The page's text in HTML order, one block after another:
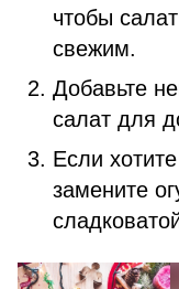
чтобы
свежим.
Добавьте
салат для
Если
замените